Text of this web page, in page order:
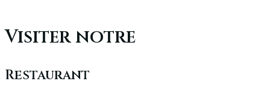
Visiter notre
Restaurant